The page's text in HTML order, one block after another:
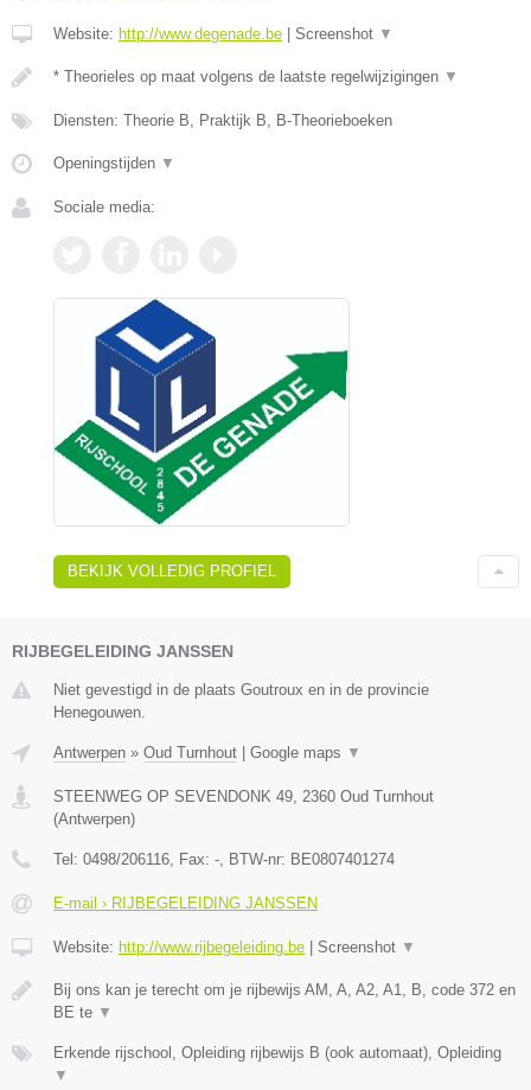
Website: http://www.degenade.be Screenshot ▼
* Theorieles op maat volgens de laatste regelwijzigingen ▼
Diensten: Theorie B, Praktijk B, B-Theorieboeken
Openingstijden ▼
Sociale media:
BEKIJK VOLLEDIG PROFIEL
RIJBEGELEIDING JANSSEN
Niet gevestigd in de plaats Goutroux en in de provincie
Henegouwen.
Antwerpen » Oud Turnhout Google maps ▼
STEENWEG OP SEVENDONK 49, 2360 Oud Turnhout
(Antwerpen)
Tel: 0498/206116, Fax: -, BTW-nr: BE0807401274
E-mail › RIJBEGELEIDING JANSSEN
Website: http://www.rijbegeleiding.be Screenshot ▼
Bij ons kan je terecht om je rijbewijs AM, A, A2, A1, B, code 372 en
BE te ▼
Erkende rijschool, Opleiding rijbewijs B (ook automaat), Opleiding
▼